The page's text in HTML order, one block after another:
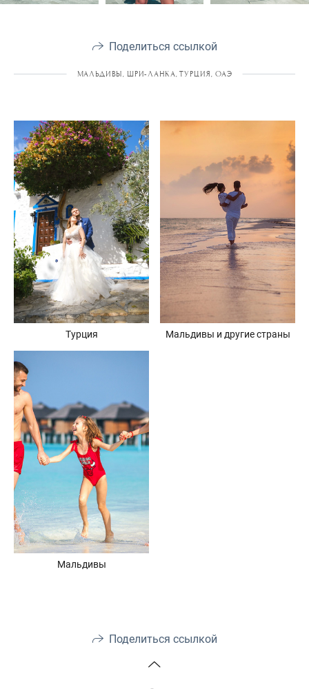
Поделиться ссылкой
МАЛЬДИВЫ, ШРИ-ЛАНКА, ТУРЦИЯ, ОАЭ
Турция Мальдивы и другие страны
Мальдивы
Поделиться ссылкой